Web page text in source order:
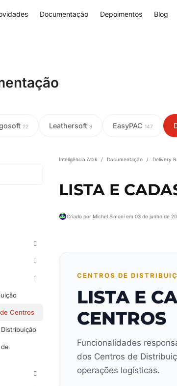
Documentação Depoimentos Blog
22 Leathersoft 8 EasyPAC 147
Centros
Inteligência Atak / Documentação / Delivery
LISTA E
Criado por Michel Simoni em 03 de junho de
CENTROS DE
LISTA E
CENTROS
Funcionalidades
dos Centros de
operações logísticas.